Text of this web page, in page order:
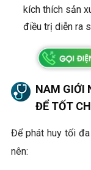
kích thích sản
điều trị diễn ra
NAM GIỚI
ĐỂ TỐT
Để phát huy tối
nên: